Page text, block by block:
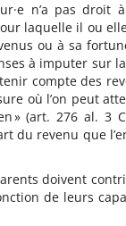
n’a pas droit
laquelle il ou
ou à sa
à imputer sur
compte des
où l’on peut
» (art. 276 al. 3
du revenu que
doivent
de leurs